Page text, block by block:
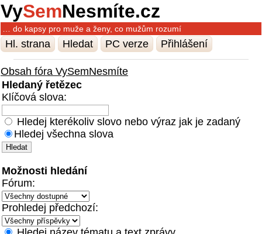
VySemNesmíte.cz
… do kapsy pro muže a ženy, co mužům rozumí
Hl. strana Hledat PC verze Přihlášení
Obsah fóra VySemNesmíte
Hledaný řetězec
Klíčová slova:
Hledej kterékoliv slovo nebo výraz jak je zadaný
Hledej všechna slova
Možnosti hledání
Fórum:
Prohledej předchozí: